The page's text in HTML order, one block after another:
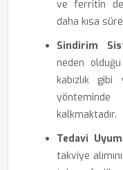
ve ferritin
daha kısa
Sindirim
neden
kabızlık
kalkmaktadır.
Tedavi
takviye